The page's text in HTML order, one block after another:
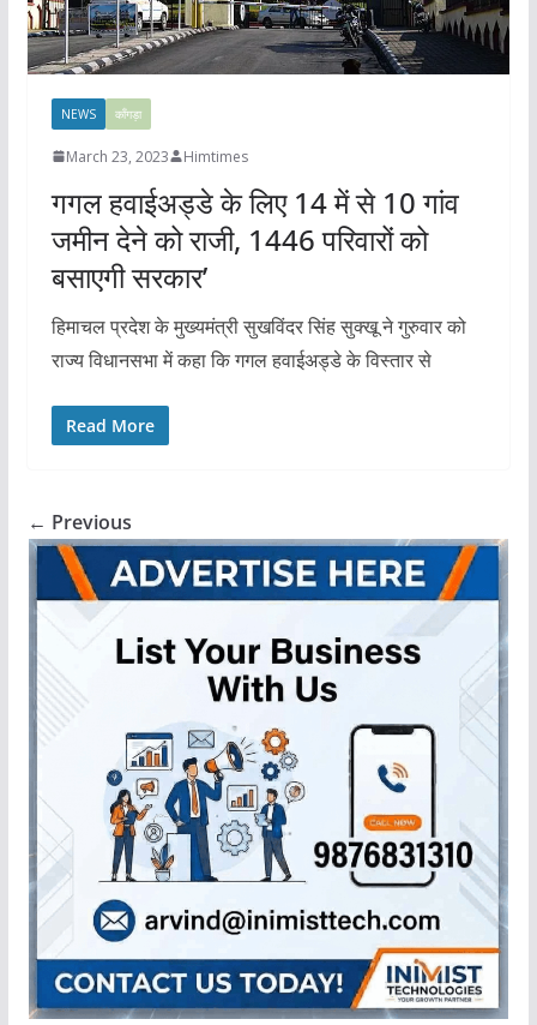
NEWS काँगड़ा
March 23, 2023 Himtimes
गगल हवाईअड्डे के लिए 14 में से 10 गांव
जमीन देने को राजी, 1446 परिवारों को
बसाएगी सरकार’
हिमाचल प्रदेश के मुख्यमंत्री सुखविंदर सिंह सुक्खू ने गुरुवार को
राज्य विधानसभा में कहा कि गगल हवाईअड्डे के विस्तार से
Read More
← Previous